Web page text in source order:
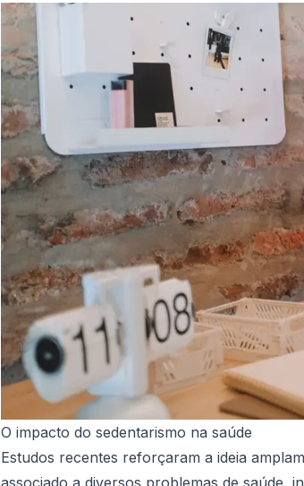
O impacto do sedentarismo na saúde
Estudos recentes reforçaram a ideia